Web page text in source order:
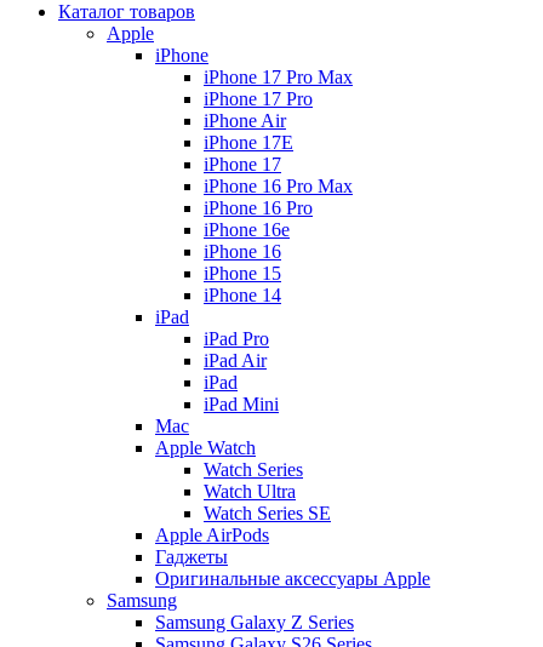
Каталог товаров
Apple
iPhone
iPhone 17 Pro Max
iPhone 17 Pro
iPhone Air
iPhone 17E
iPhone 17
iPhone 16 Pro Max
iPhone 16 Pro
iPhone 16e
iPhone 16
iPhone 15
iPhone 14
iPad
iPad Pro
iPad Air
iPad
iPad Mini
Mac
Apple Watch
Watch Series
Watch Ultra
Watch Series SE
Apple AirPods
Гаджеты
Оригинальные аксессуары Apple
Samsung
Samsung Galaxy Z Series